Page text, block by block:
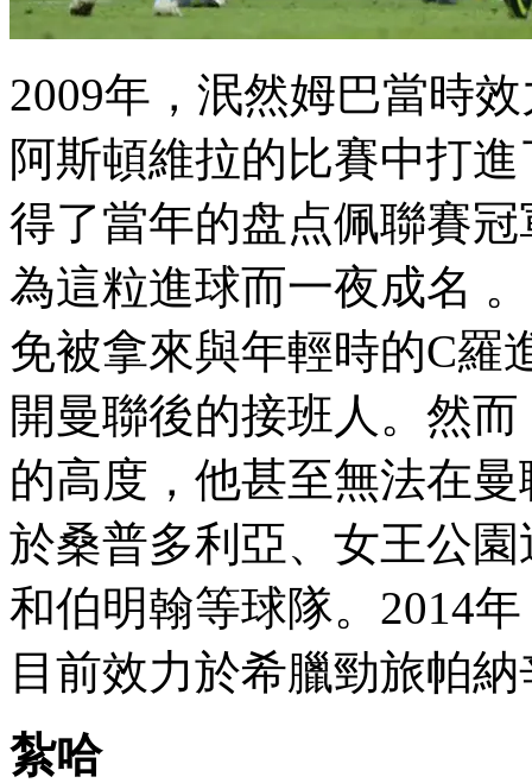
2009年 ，泯然姆巴當時
阿斯頓維拉的比賽中打進
得了當年的盘点佩聯賽冠
為這粒進球而一夜成名
免被拿來與年輕時的C羅
開曼聯後的接班人。然
的高度，他甚至無法在
於桑普多利亞、女王公園
和伯明翰等球隊 。2014
目前效力於希臘勁旅帕納
紮哈